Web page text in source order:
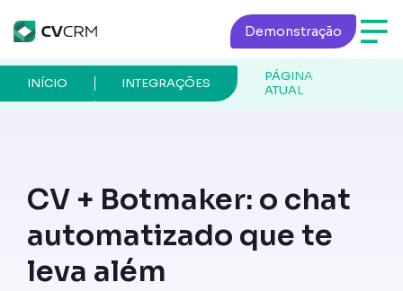
Demonstração
PÁGINA
ATUAL
INTEGRAÇÕES
INÍCIO
CV + Botmaker: o chat
automatizado que te
leva além